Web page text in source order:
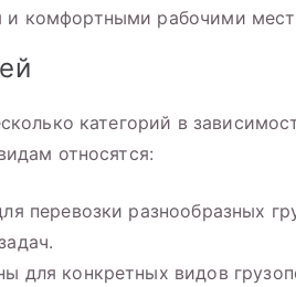
и комфортными рабочими
категорий в
относятся:
перевозки разнообразных
для конкретных видов